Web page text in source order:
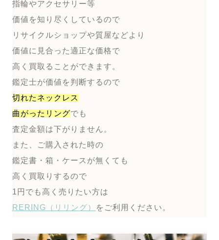
指輪やアクセサリー等
価値を知り尽くしているので
リサイクルショップや質屋などより
価値に見合った適正な価格で
高く買取ることができます。
鑑定士が価値を判断するので
切れたネックレス
曲がったリングでも
査定金額は下がりません。
また、ご購入された時の
鑑定書・箱・ケースが無くても
高く買取りするので
1円でも高く売りたい方は
RERING（リリング）
をご利用ください。